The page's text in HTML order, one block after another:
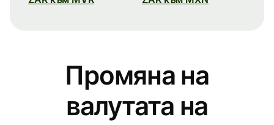
Промяна на
валутата на